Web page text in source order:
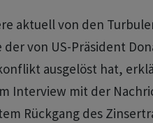
aktuell von den
von US-Präsident
ausgelöst hat,
Interview mit der
Rückgang des